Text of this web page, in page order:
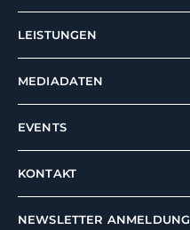
LEISTUNGEN
MEDIADATEN
EVENTS
KONTAKT
NEWSLETTER ANMELDUNG